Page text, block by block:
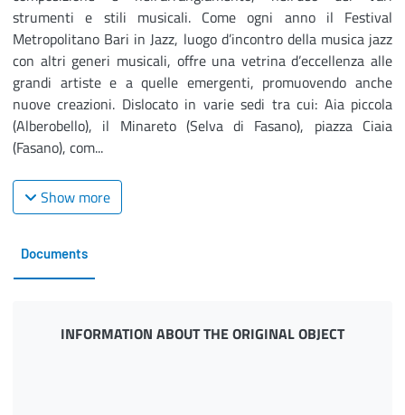
strumenti e stili musicali. Come ogni anno il Festival
Metropolitano Bari in Jazz, luogo d’incontro della musica jazz
con altri generi musicali, offre una vetrina d’eccellenza alle
grandi artiste e a quelle emergenti, promuovendo anche
nuove creazioni. Dislocato in varie sedi tra cui: Aia piccola
(Alberobello), il Minareto (Selva di Fasano), piazza Ciaia
(Fasano), com...
Show more
Documents
INFORMATION ABOUT THE ORIGINAL OBJECT